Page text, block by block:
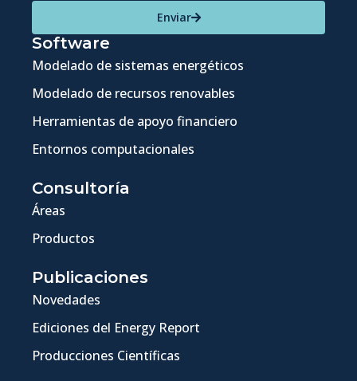
Enviar
Software
Modelado de sistemas energéticos
Modelado de recursos renovables
Herramientas de apoyo financiero
Entornos computacionales
Consultoría
Áreas
Productos
Publicaciones
Novedades
Ediciones del Energy Report
Producciones Científicas